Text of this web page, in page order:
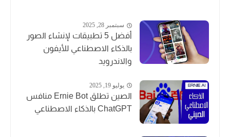
سبتمبر 28, 2025
أفضل 5 تطبيقات لإنشاء الصور
بالذكاء الاصطناعي للأيفون
والاندرويد
يوليو 19, 2025
الصين تطلق Ernie Bot منافس
ChatGPT بالذكاء الاصطناعي